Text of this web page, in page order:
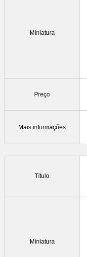
Miniatura
Preço
Mais informações
Título
Miniatura